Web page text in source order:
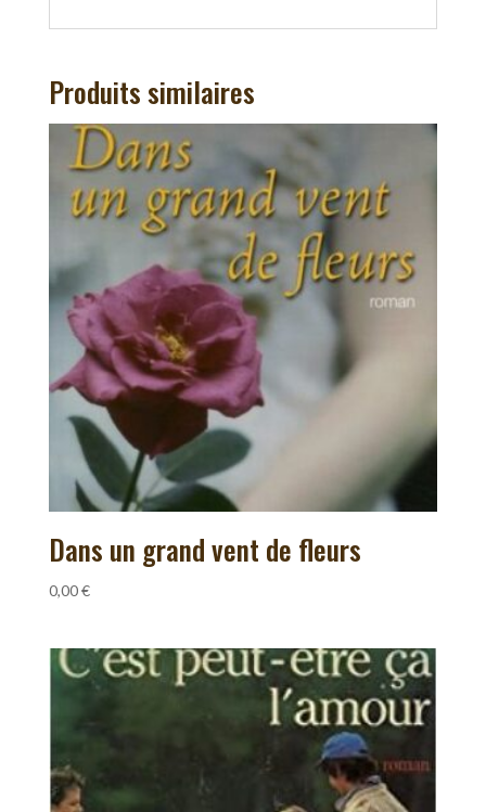
Produits similaires
Dans un grand vent de fleurs
0,00€